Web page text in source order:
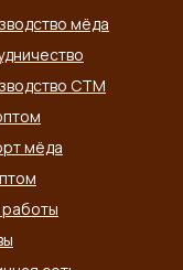
мёда
СТМ
мёда